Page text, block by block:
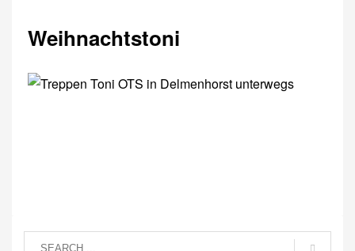
Weihnachtstoni